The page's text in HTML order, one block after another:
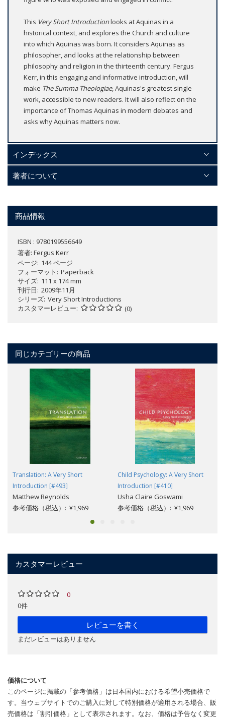
This Very Short Introductionlooks at Aquinas in a
historical context, and explores the Church and culture
into which Aquinas was born. It considers Aquinas as
philosopher, and looks at the relationship between
philosophy and religion in the thirteenth century. Fergus
Kerr, in this engaging and informative introduction, will
make The Summa Theologiae, Aquinas's greatest single
work, accessible to new readers. It will also reflect on the
importance of Thomas Aquinas in modern debates and
asks why Aquinas matters now.
インデックス
著者について
商品情報
ISBN : 9780199556649
著者: Fergus Kerr
ページ 144 ページ
フォーマット
Paperback
サイズ 111 x 174 mm
刊行日 2009年11月
シリーズ Very Short Introductions
カスタマーレビュー
(0)
同じカテゴリーの商品
Translation: A Very Short
Introduction [#493]
Matthew Reynolds
参考価格（税込）: ¥1,969
Child Psychology: A Very Short
Introduction [#410]
Usha Claire Goswami
参考価格（税込）: ¥1,969
カスタマーレビュー
0
0件
レビューを書く
まだレビューはありません
価格について
このページに掲載の「参考価格」は日本国内における希望小売価格で
す。当ウェブサイトでのご購入に対して特別価格が適用される場合、販
売価格は「割引価格」として表示されます。なお、価格は予告なく変更